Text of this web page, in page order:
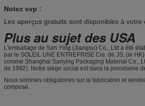
Notez svp :
Les aperçus gratuits sont disponibles à votre
Plus au sujet des USA
L'emballage de San Ying (Jiangsu) Co., Ltd a été
par le SOLEIL UNE ENTREPRISE Cie. de JS, (le
comme Shanghai Sanying Packaging Material Co.,
de 1992). Notre siège social est dans la porcelaine
Nous sommes obligatoires sur la fabrication et
composé.